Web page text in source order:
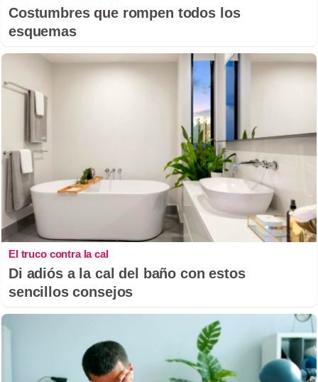
Costumbres que rompen todos los
esquemas
El truco contra la cal
Di adiós a la cal del baño con estos
sencillos consejos